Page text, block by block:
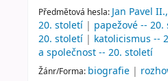
Předmětová hesla: Jan Pavel
20. století | papežové -- 20.
20. století | katolicismus --
a společnost -- 20. století
Žánr/Forma: biografie |